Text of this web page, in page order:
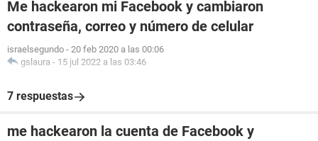
Me hackearon mi Facebook y cambiaron
contraseña, correo y número de celular
israelsegundo - 20 feb 2020 a las 00:06
gslaura - 15 jul 2022 a las 03:46
7 respuestas
me hackearon la cuenta de Facebook y